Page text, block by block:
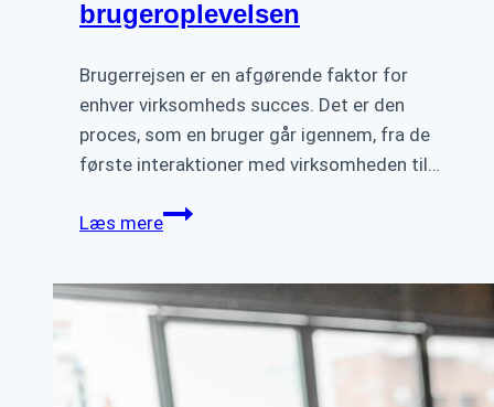
brugeroplevelsen
Brugerrejsen er en afgørende faktor for
enhver virksomheds succes. Det er den
proces, som en bruger går igennem, fra de
første interaktioner med virksomheden til…
Læs mereBetydningen
god
brugerrejse:
Forbedring
af